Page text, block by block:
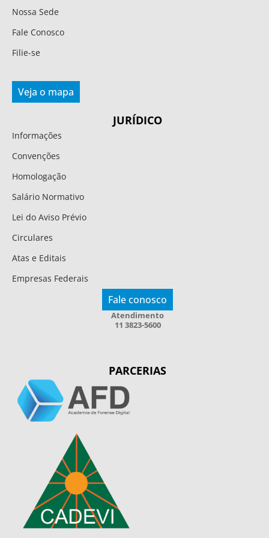
Nossa Sede
Fale Conosco
Filie-se
Veja o mapa
JURÍDICO
Informações
Convenções
Homologação
Salário Normativo
Lei do Aviso Prévio
Circulares
Atas e Editais
Empresas Federais
Fale conosco
Atendimento
11 3823-5600
PARCERIAS